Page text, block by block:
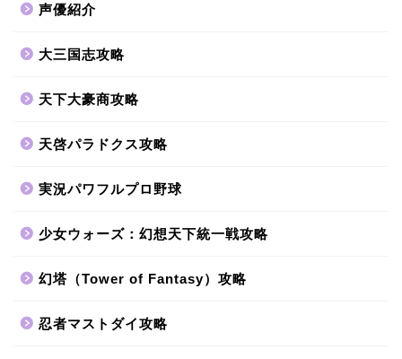
声優紹介
大三国志攻略
天下大豪商攻略
天啓パラドクス攻略
実況パワフルプロ野球
少女ウォーズ：幻想天下統一戦攻略
幻塔（Tower of Fantasy）攻略
忍者マストダイ攻略